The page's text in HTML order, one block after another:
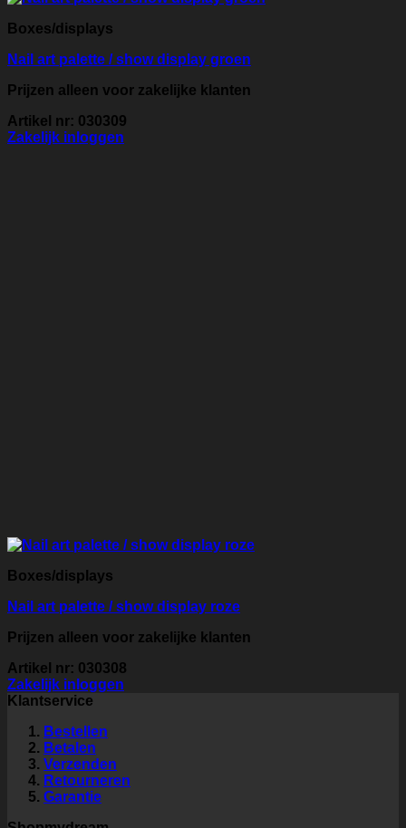
Boxes/displays
Nail art palette / show display groen
Prijzen alleen voor zakelijke klanten
Artikel nr: 030309
Zakelijk inloggen
Boxes/displays
Nail art palette / show display roze
Prijzen alleen voor zakelijke klanten
Artikel nr: 030308
Zakelijk inloggen
Klantservice
Bestellen
Betalen
Verzenden
Retourneren
Garantie